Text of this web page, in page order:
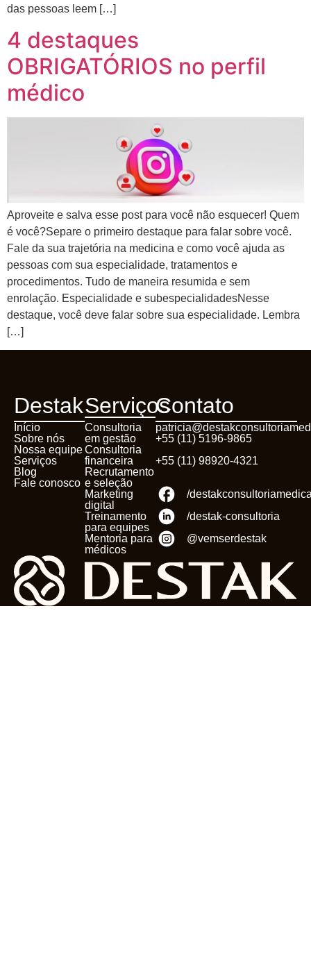
das pessoas leem […]
4 destaques
OBRIGATÓRIOS no perfil
médico
Aproveite e salva esse post para você não esquecer! Quem
é você?Separe o primeiro destaque para falar sobre você.
Fale da sua trajetória na medicina e como você ajuda as
pessoas com sua especialidade, tratamentos e
procedimentos. Tudo de maneira resumida e sem
enrolação. Especialidade e subespecialidadesNesse
destaque, você deve falar sobre sua especialidade. Lembra
[…]
Destak
Início
Sobre nós
Nossa equipe
Serviços
Blog
Fale conosco
Serviços
Consultoria
em gestão
Consultoria
financeira
Recrutamento
e seleção
Marketing
digital
Treinamento
para equipes
Mentoria para
médicos
Contato
+55 (11) 5196-9865
+55 (11) 98920-4321
/
/destak-consultoria
@vemserdestak